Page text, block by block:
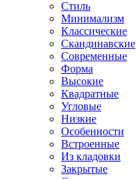
Стиль
Минимализм
Классические
Скандинавские
Современные
Форма
Высокие
Квадратные
Угловые
Низкие
Особенности
Встроенные
Из кладовки
Закрытые